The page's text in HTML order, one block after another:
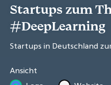
Startups zum
#DeepLearning
Startups in Deutschland
Ansicht